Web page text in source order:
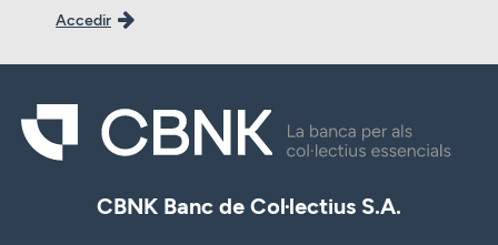
Accedir
CBNK Banc de Col·lectius S.A.